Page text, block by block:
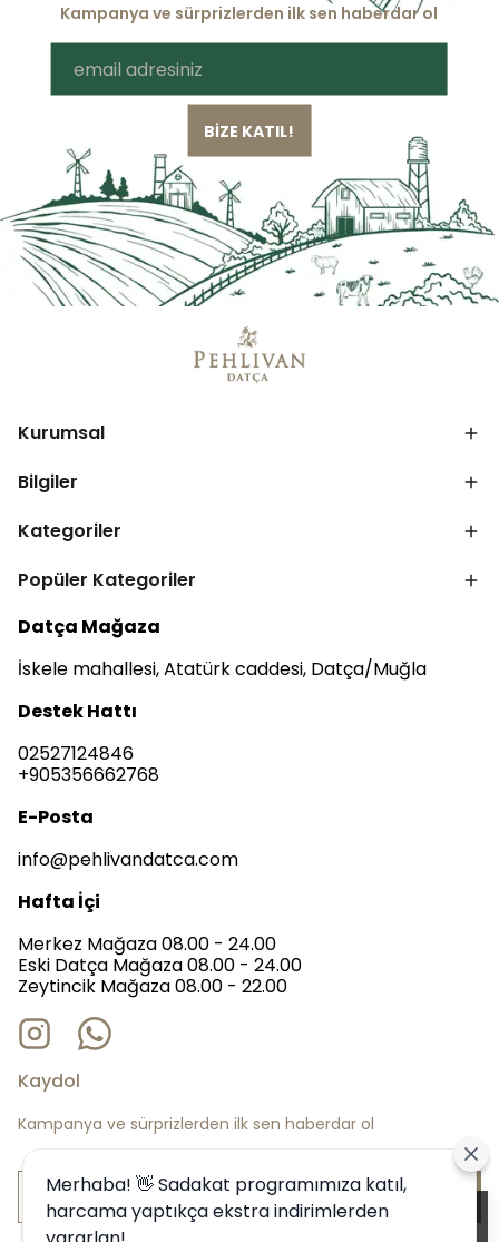
Alışveriş deneyiminizi iyileştirmek için
Kampanya ve sürprizlerden ilk sen haberdar ol
BİZE KATIL!
Kurumsal
Bilgiler
Kategoriler
Popüler Kategoriler
Datça Mağaza
İskele mahallesi, Atatürk caddesi, Datça/Muğla
Destek Hattı
02527124846
+905356662768
E-Posta
info@pehlivandatca.com
Hafta İçi
Merkez Mağaza 08.00 - 24.00
Eski Datça Mağaza 08.00 - 24.00
Zeytincik Mağaza 08.00 - 22.00
Kaydol
Kampanya ve sürprizlerden ilk sen haberdar ol
Bize Katıl
Merhaba! 👋 Sadakat programımıza katıl,
harcama yaptıkça ekstra indirimlerden